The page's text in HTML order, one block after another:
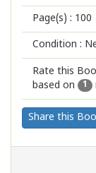
Page(s) : 100
Condition :
Rate this
based on
1
Share this